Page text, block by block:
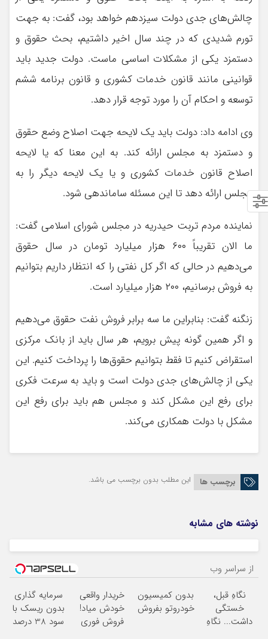
چالش‌های جدی دولت سیزدهم خواهد بود، گفت: به جهت
تورم شدیدی که در چند سال اخیر داشتیم، بحث حقوق و
دستمزد یکی از مشکلات اساسی ماست. دولت جدید باید
قوانینی مانند قانون خدمات کشوری و قانون برنامه ششم
توسعه و احکام آن را مورد توجه قرار دهد.
وی ادامه داد: دولت باید یک لایحه جهت اصلاح وضع حقوق
و دستمزد به مجلس ارائه کند. به این معنا که یا لایحه
اصلاح قانون خدمات کشوری و یا یک لایحه دیگر را به
مجلس ارائه دهد تا این مسئله ساماندهی شود.
نماینده مردم تربت حیدریه در مجلس شورای اسلامی گفت:
ما الان تقریباً ۶۰۰ هزار میلیارد تومان در سال حقوق
می‌دهیم در حالی که اگر کل نفتی را که انتظار داریم بتوانیم
به فروش برسانیم، ۲۰۰ هزار میلیارد است.
زنگنه گفت: بنابراین ما سه برابر فروش نفت حقوق می‌دهیم
و اگر همین گونه پیش برویم، هر سال باید از بانک مرکزی
استقراض کنیم تا فقط بتوانیم حقوق‌ها را پرداخت کنیم. این
یکی از چالش‌های جدی دولت است و باید به سرعت فکری
برای رفع این مشکل کند و مجلس هم باید برای رفع این
مشکل با دولت همکاری می‌کند.
برچسب ها این مطلب بدون برچسب می باشد.
نوشته های مشابه
از سراسر وب
نگاهِ قبل،
خستگی
داشت... نگاهِ
بدون کمیسیون
خودروتو بفروش
خریدار واقعی
خودش میاد!
فروش فوری
سرمایه گذاری
بدون ریسک با
سود 38 درصد